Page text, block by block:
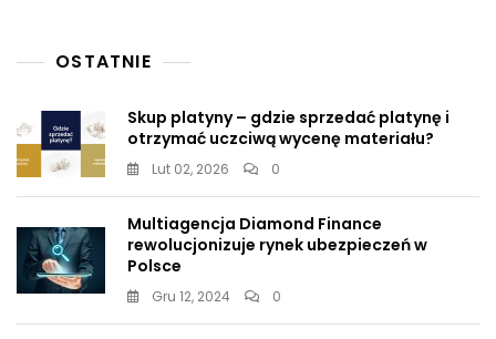
Zmienia”
OSTATNIE
Skup platyny – gdzie sprzedać platynę i
otrzymać uczciwą wycenę materiału?
Lut 02, 2026 0
Multiagencja Diamond Finance
rewolucjonizuje rynek ubezpieczeń w
Polsce
Gru 12, 2024 0